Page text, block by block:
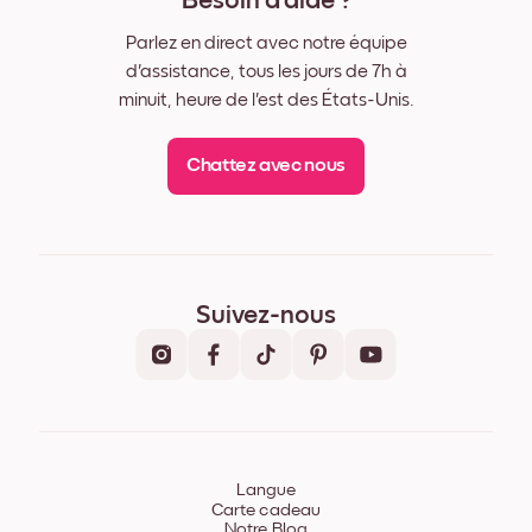
Parlez en direct avec notre équipe
d'assistance, tous les jours de 7h à
minuit, heure de l'est des États-Unis.
Chattez avec nous
Suivez-nous
Langue
Carte cadeau